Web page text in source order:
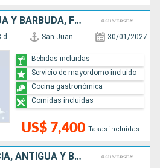
REINO UNIDO, ANTIGUA Y BARBUDA, FRANCIA, PUERTO RICO
d San Juan 30/01/2027
US$ 7,400 Tasas incluidas
Bebidas incluidas
Servicio de mayordomo incluido
Cocina gastronómica
Comidas incluidas
PUERTO RICO, FRANCIA, ANTIGUA Y BARBUDA, ESTADOS UNIDOS